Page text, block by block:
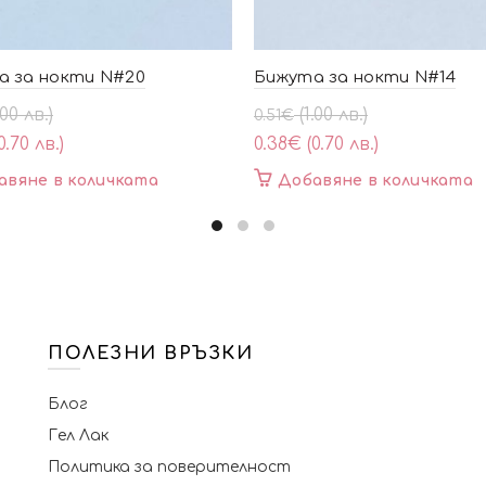
за нокти N#20
лв.)
лв.)
в количката
Бижута за нокти N#14
0.51€ (1.00 лв.)
Original
price
was:
0.51€
(1.00
0.38€ (0.70 лв.)
Текущата
цена
е:
0.38€
(0.70
Добавяне в количката
ПОЛЕЗНИ ВРЪЗКИ
Блог
Гел Лак
Политика за поверителност